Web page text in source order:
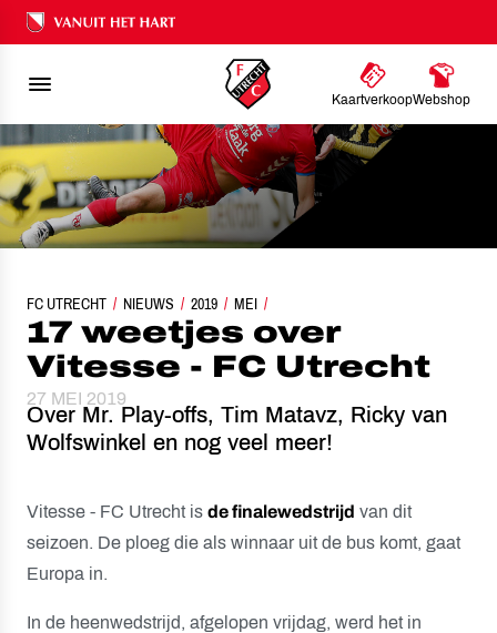
Ons nalatenschap
KaartverkoopWebshop
FC UTRECHT NIEUWS 2019 MEI
17 WEETJES OVER VITESSE - FC UTRECHT
17 weetjes over
Vitesse - FC Utrecht
27 MEI 2019
Over Mr. Play-offs, Tim Matavz, Ricky van
Wolfswinkel en nog veel meer!
Vitesse - FC Utrecht is de finalewedstrijd van dit
seizoen. De ploeg die als winnaar uit de bus komt, gaat
Europa in.
In de heenwedstrijd, afgelopen vrijdag, werd het in